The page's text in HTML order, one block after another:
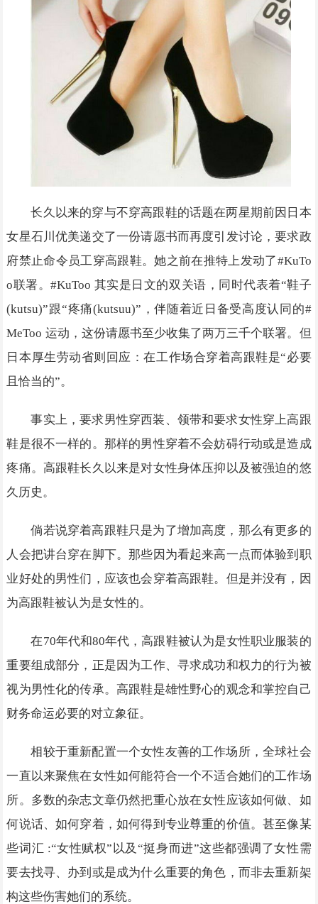
长久以来的穿与不穿高跟鞋的话题在两星期前因日本
女星石川优美递交了一份请愿书而再度引发讨论，要求政
府禁止命令员工穿高跟鞋。她之前在推特上发动了#KuTo
o联署。#KuToo 其实是日文的双关语，同时代表着“鞋子
(kutsu)”跟“疼痛(kutsuu)”，伴随着近日备受高度认同的#
MeToo 运动，这份请愿书至少收集了两万三千个联署。但
日本厚生劳动省则回应：在工作场合穿着高跟鞋是“必要
且恰当的”。
事实上，要求男性穿西装、领带和要求女性穿上高跟
鞋是很不一样的。那样的男性穿着不会妨碍行动或是造成
疼痛。高跟鞋长久以来是对女性身体压抑以及被强迫的悠
久历史。
倘若说穿着高跟鞋只是为了增加高度，那么有更多的
人会把讲台穿在脚下。那些因为看起来高一点而体验到职
业好处的男性们，应该也会穿着高跟鞋。但是并没有，因
为高跟鞋被认为是女性的。
在70年代和80年代，高跟鞋被认为是女性职业服装的
重要组成部分，正是因为工作、寻求成功和权力的行为被
视为男性化的传承。高跟鞋是雄性野心的观念和掌控自己
财务命运必要的对立象征。
相较于重新配置一个女性友善的工作场所，全球社会
一直以来聚焦在女性如何能符合一个不适合她们的工作场
所。多数的杂志文章仍然把重心放在女性应该如何做、如
何说话、如何穿着，如何得到专业尊重的价值。甚至像某
些词汇 :“女性赋权”以及“挺身而进”这些都强调了女性需
要去找寻、办到或是成为什么重要的角色，而非去重新架
构这些伤害她们的系统。